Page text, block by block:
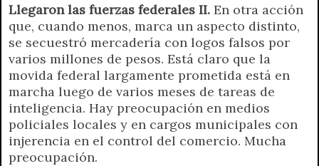
Llegaron las fuerzas federales II. En otra acción
que, cuando menos, marca un aspecto distinto,
se secuestró mercadería con logos falsos por
varios millones de pesos. Está claro que la
movida federal largamente prometida está en
marcha luego de varios meses de tareas de
inteligencia. Hay preocupación en medios
policiales locales y en cargos municipales con
injerencia en el control del comercio. Mucha
preocupación.